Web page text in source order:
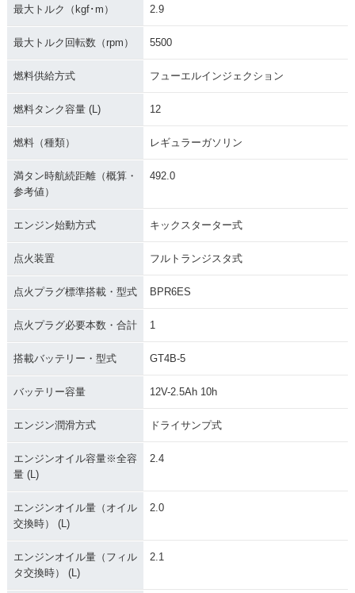
1994年 SR400
1993年 SR400・マ
1992年 SR400S・
ラーチェンジ
イナーチェンジ
イナーチェンジ
7周年記念モデル・
特別・限定仕様
イナーチェンジ
最大トルク（kgf･m） 2.9
最大トルク回転数（rpm） 5500
燃料供給方式 フューエルインジェクション
燃料タンク容量 (L) 12
燃料（種類） レギュラーガソリン
満タン時航続距離（概算・
参考値）
492.0
エンジン始動方式 キックスターター式
点火装置 フルトランジスタ式
点火プラグ標準搭載・型式 BPR6ES
点火プラグ必要本数・合計 1
搭載バッテリー・型式 GT4B-5
バッテリー容量 12V-2.5Ah 10h
エンジン潤滑方式 ドライサンプ式
エンジンオイル容量※全容
量 (L)
2.4
エンジンオイル量（オイル
交換時） (L)
2.0
エンジンオイル量（フィル
タ交換時） (L)
2.1